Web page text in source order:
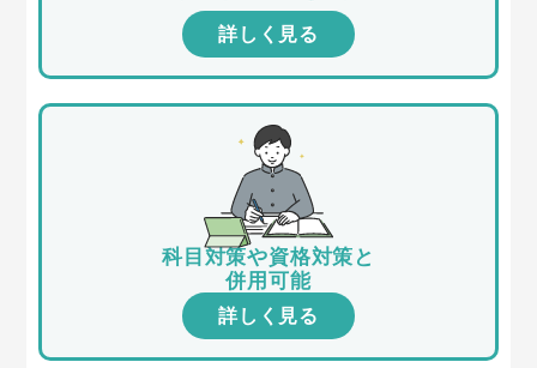
詳しく見る
科目対策や資格対策と
併用可能
詳しく見る